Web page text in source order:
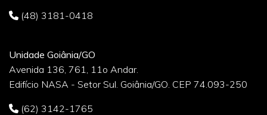
(48) 3181-0418
Unidade Goiânia/GO
Avenida 136, 761, 11o Andar.
Edifício NASA - Setor Sul. Goiânia/GO. CEP 74.093-250
(62) 3142-1765